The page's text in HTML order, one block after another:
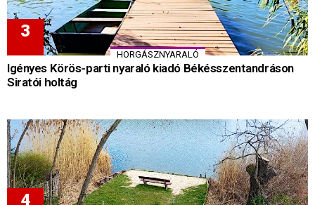
HORGÁSZNYARALÓ
Igényes Körös-parti nyaraló kiadó Békésszentandráson
Siratói holtág